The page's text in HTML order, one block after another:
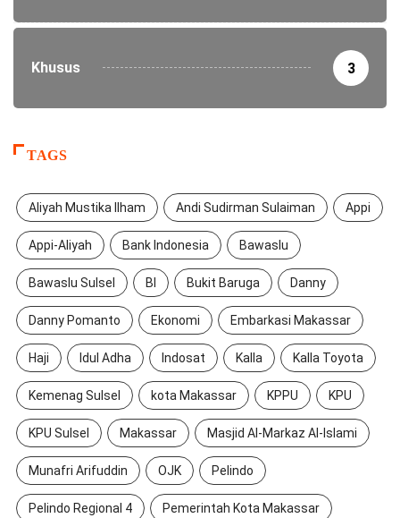
Khusus 3
TAGS
Aliyah Mustika Ilham Andi Sudirman Sulaiman Appi
Appi-Aliyah Bank Indonesia Bawaslu
Bawaslu Sulsel BI Bukit Baruga Danny
Danny Pomanto Ekonomi Embarkasi Makassar
Haji Idul Adha Indosat Kalla Kalla Toyota
Kemenag Sulsel kota Makassar KPPU KPU
KPU Sulsel Makassar Masjid Al-Markaz Al-Islami
Munafri Arifuddin OJK Pelindo
Pelindo Regional 4 Pemerintah Kota Makassar